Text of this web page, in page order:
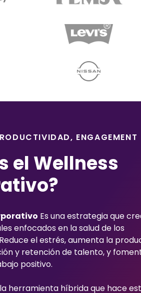
ENGAGEMENT
el Wellness
Es una estrategia que
enfocados en la salud de los
el estrés, aumenta la
y retención de talento, y
positivo.
herramienta híbrida que hace